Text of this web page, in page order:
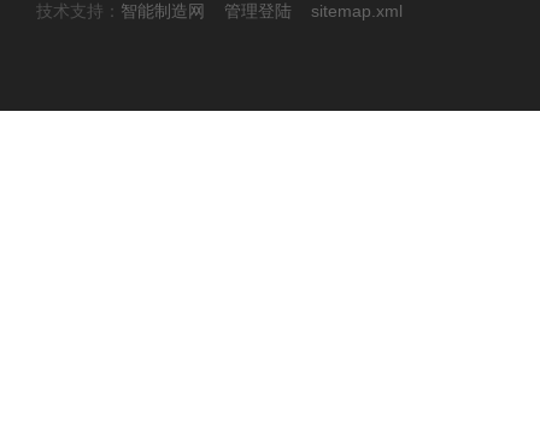
技术支持： 智能制造网 管理登陆 sitemap.xml